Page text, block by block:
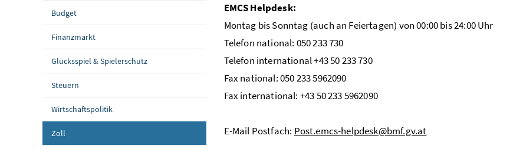
Budget
Finanzmarkt
Glücksspiel & Spielerschutz
Steuern
Wirtschaftspolitik
Zoll
EMCS Helpdesk:
Montag bis Sonntag (auch an Feiertagen) von 00:00 bis 24:00 Uhr
Telefon national: 050 233 730
Telefon international +43 50 233 730
Fax national: 050 233 5962090
Fax international: +43 50 233 5962090
E-Mail Postfach: Post.emcs-helpdesk@bmf.gv.at